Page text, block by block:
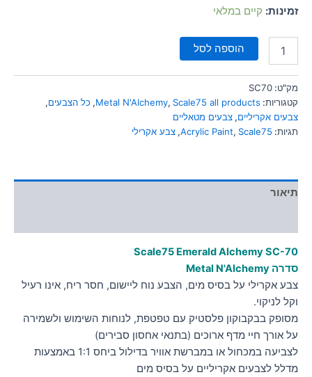
font_download סמן קישורים זמינות: קיים במלאי
הוספה לסל
מק"ט: SC70
קטגוריות:
Metal N'Alchemy, Scale75 all products
, כל הצבעים,
צבעים אקריליים, צבעים מטאליים
תגיות:
Acrylic Paint, Scale75
, צבע אקרילי
תיאור
Scale75 Emerald AlchemySC-70
סדרה Metal N'Alchemy
צבע אקרילי על בסיס מים, הצבע נוח ליישום, חסר ריח, אינו רעיל
וקל לניקוי.
מסופק בבקבוקון פלסטיק עם טפטפת, לנוחות השימוש ולשמירה
על אורך חיי מדף ארוכים (בתנאי אחסון סבירים)
לצביעה במכחול או במברשת אוויר בדילול ביחס 1:1 באמצעות
מדלל לצבעים אקריליים על בסיס מים